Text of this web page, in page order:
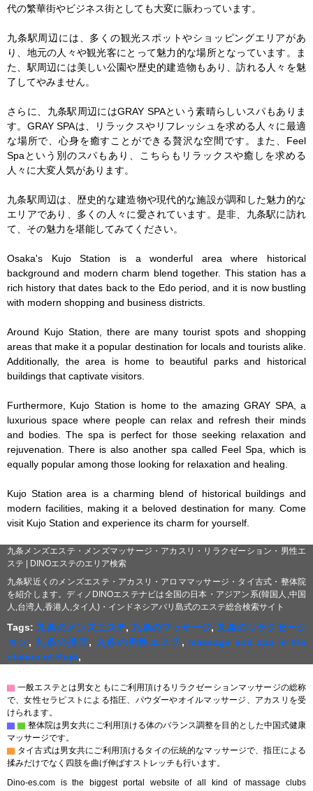
代の繁華街やビジネス街としても大変に賑わっています。
九条駅周辺には、多くの観光スポットやショッピングエリアがあ
り、地元の人々や観光客にとって魅力的な場所となっています。ま
た、駅周辺には美しい公園や歴史的建造物もあり、訪れる人々を魅
了してやみません。
さらに、九条駅周辺にはGRAY SPAという素晴らしいスパもありま
す。GRAY SPAは、リラックスやリフレッシュを求める人々に最適
な場所で、心身を癒すことができる贅沢な空間です。また、Feel
Spaという別のスパもあり、こちらもリラックスや癒しを求める
人々に大変人気があります。
九条駅周辺は、歴史的な建造物や現代的な施設が調和した魅力的な
エリアであり、多くの人々に愛されています。是非、九条駅に訪れ
て、その魅力を堪能してみてください。
Osaka's Kujo Station is a wonderful area where historical
background and modern charm blend together. This station has a
rich history that dates back to the Edo period, and it is now bustling
with modern shopping and business districts.
Around Kujo Station, there are many tourist spots and shopping
areas that make it a popular destination for locals and tourists alike.
Additionally, the area is home to beautiful parks and historical
buildings that captivate visitors.
Furthermore, Kujo Station is home to the amazing GRAY SPA, a
luxurious space where people can relax and refresh their minds
and bodies. The spa is perfect for those seeking relaxation and
rejuvenation. There is also another spa called Feel Spa, which is
equally popular among those looking for relaxation and healing.
Kujo Station area is a charming blend of historical buildings and
modern facilities, making it a beloved destination for many. Come
visit Kujo Station and experience its charm for yourself.
九条メンズエステ・メンズマッサージ・アカスリ・リラクゼーション・男性エ
ステ | DINOエステのエリア検索
九条駅近くのメンズエステ・アカスリ・アロママッサージ・タイ古式・整体院
を紹介します。ディノDINOエステナビは全国の日本・アジアン系(韓国人,中国
人,台湾人,香港人,タイ人)・インドネシアバリ島式のエステ総合検索サイト
Tags: 九条のメンズエステ, 九条のマッサージ, 九条のリラクゼーシ
ョン, 九条の指圧, 九条の男性エステ, massage and spa in the
station of Kujō,
▇ 一般エステとは男女ともにご利用頂けるリラクゼーションマッサージの総称
で、女性セラピストによる指圧、パウダーやオイルマッサージ、アカスリを受
けられます。
▇ ▇ 整体院は男女共にご利用頂ける体のバランス調整を目的とした中国式健康
マッサージです。
▇ タイ古式は男女共にご利用頂けるタイの伝統的なマッサージで、指圧による
揉みだけでなく四肢を曲げ伸ばすストレッチも行います。
Dino-es.com is the biggest portal website of all kind of massage clubs